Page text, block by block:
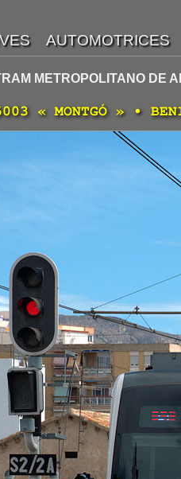
METROPOLITANO DE
« MONTGÓ » •